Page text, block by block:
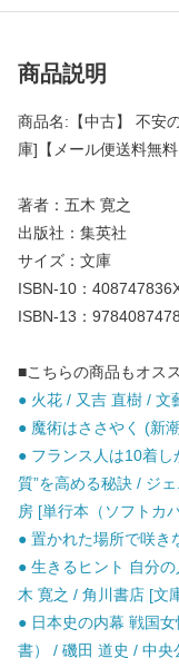
商品説明
商品名:【中古】 不安
庫]【メール便送料無料
著者：五木 寛之
出版社：集英社
サイズ：文庫
ISBN-10：
ISBN-13：
■こちらの商品もオス
● 火花 / 又吉 直樹 / 文
● 魔術はささやく (新
● フランス人は10着し
質”を高める秘訣 / ジ
房 [単行本（ソフトカ
● 置かれた場所で咲き
● 生きるヒント 自分
木 寛之 / 角川書店 [文
● 日本史の内幕 戦国
書） / 磯田 道史 / 中央